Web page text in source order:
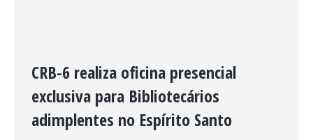
CRB-6 realiza oficina presencial
exclusiva para Bibliotecários
adimplentes no Espírito Santo